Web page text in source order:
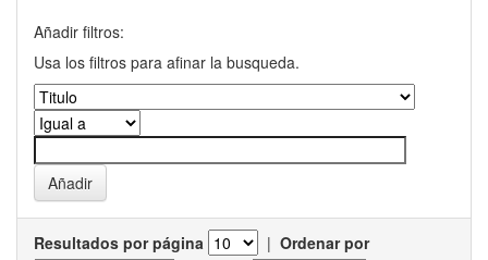
Añadir filtros:
Usa los filtros para afinar la busqueda.
Resultados por página | Ordenar por